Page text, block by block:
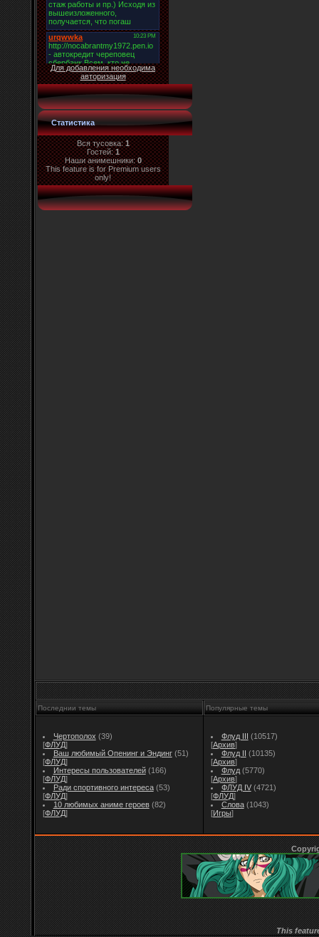
Для добавления необходима
авторизация
Статистика
Вся тусовка:1
Гостей:1
Наши анимешники:0
This feature is for Premium users
only!
Последнии темы Популярные темы
Чертополох (39)
[ФЛУД]
Ваш любимый Опенинг и Эндинг (51)
[ФЛУД]
Интересы пользователей (166)
[ФЛУД]
Ради спортивного интереса (53)
[ФЛУД]
10 любимых аниме героев (82)
[ФЛУД]
Флуд III (10517)
[Архив]
Флуд II (10135)
[Архив]
Флуд (5770)
[Архив]
ФЛУД IV (4721)
[ФЛУД]
Слова (1043)
[Игры]
This